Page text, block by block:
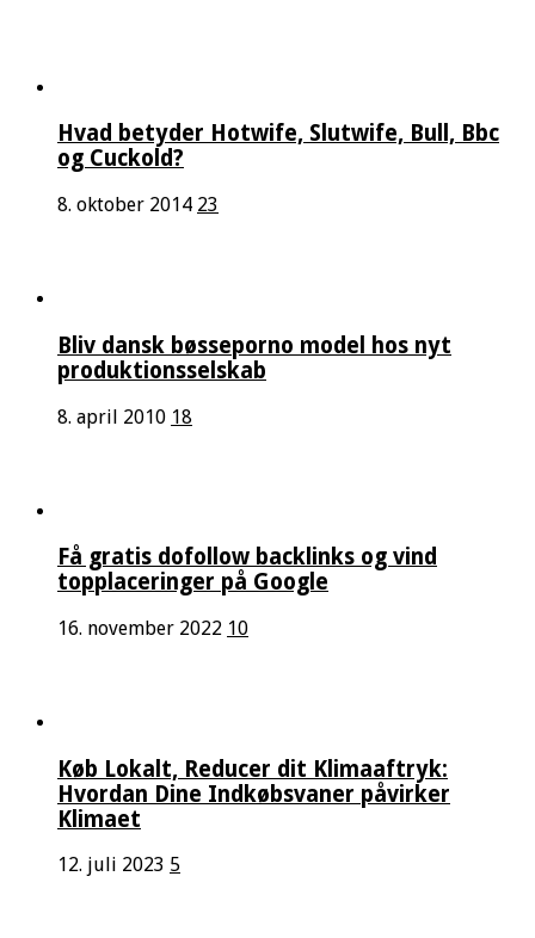
Hvad betyder Hotwife, Slutwife, Bull, Bbc
og Cuckold?
8. oktober 2014 23
Bliv dansk bøsseporno model hos nyt
produktionsselskab
8. april 2010 18
Få gratis dofollow backlinks og vind
topplaceringer på Google
16. november 2022 10
Køb Lokalt, Reducer dit Klimaaftryk:
Hvordan Dine Indkøbsvaner påvirker
Klimaet
12. juli 2023 5